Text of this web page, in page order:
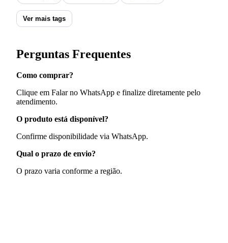
Ver mais tags
Perguntas Frequentes
Como comprar?
Clique em Falar no WhatsApp e finalize diretamente pelo
atendimento.
O produto está disponível?
Confirme disponibilidade via WhatsApp.
Qual o prazo de envio?
O prazo varia conforme a região.